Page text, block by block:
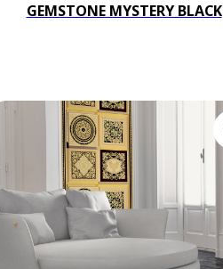
GEMSTONE MYSTERY BLACK